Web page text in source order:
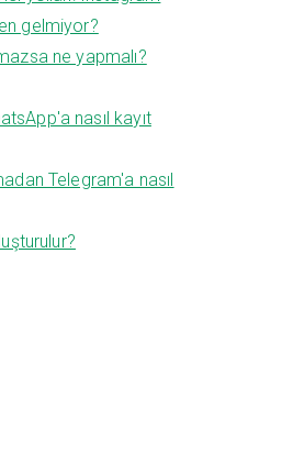
gelmiyor?
ne yapmalı?
nasıl kayıt
Telegram'a nasıl